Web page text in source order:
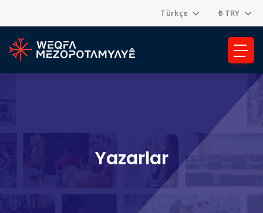
Türkçe ₺ TRY
Yazarlar